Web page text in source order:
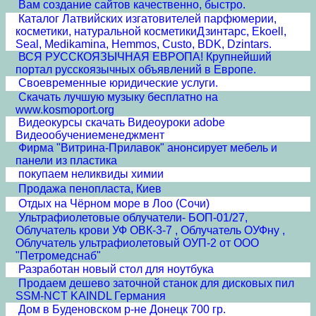
Вам создание сайтов качественно, быстро.
Каталог Латвийских изгатовителей парфюмерии,
косметики, натуральной косметикиДзинтарс, Ekoell,
Seal, Medikamina, Hemmos, Custo, BDK, Dzintars.
ВСЯ РУССКОЯЗЫЧНАЯ ЕВРОПА! Крупнейший
портал русскоязычных объявлений в Европе.
Своевременные юридические услуги.
Скачать лучшую музыку бесплатно на
www.kosmoport.org
Видеокурсы скачать Видеоуроки adobe
Видеообучениеменеджмент
Фирма "Витрина-Прилавок" анонсирует мебель и
панели из пластика
покупаем неликвиды химии
Продажа пенопласта, Киев
Отдых на Чёрном море в Лоо (Сочи)
Ультрафиолетовые облучатели- БОП-01/27,
Облучатель крови УФ ОВК-3-7 , Облучатель ОУФну ,
Облучатель ультрафиолетовый ОУП-2 от ООО
"Петромедснаб"
Разработан новый стол для ноутбука
Продаем дешево заточной станок для дисковых пил
SSM-NCT KAINDL Германия
Дом в Буденовском р-не Донецк 700 гр.